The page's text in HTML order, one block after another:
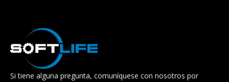
Si tiene alguna pregunta, comuníquese con nosotros por